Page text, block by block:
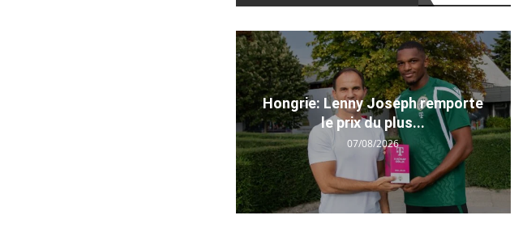
Hongrie: Lenny Joseph remporte
le prix du plus...
07/08/2026